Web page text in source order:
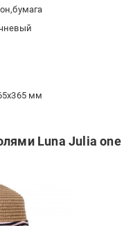
бумага
мм
Luna Julia one